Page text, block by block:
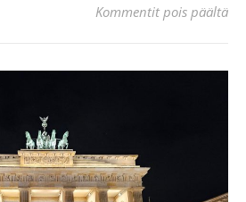
Kommentit pois päältä